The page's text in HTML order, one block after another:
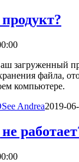
загруженный
файла,
компьютере.
Andrea2019-